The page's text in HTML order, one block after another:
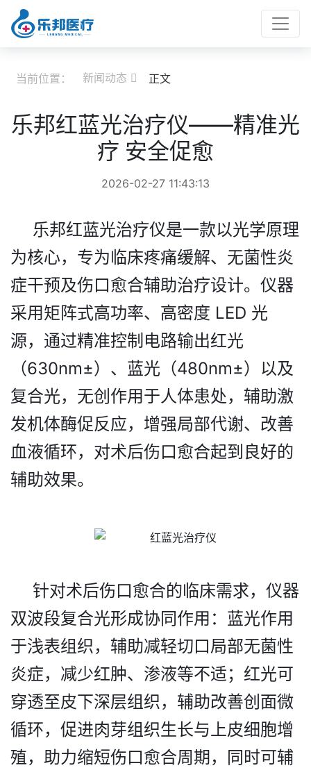
当前位置： 新闻动态  正文
乐邦红蓝光治疗仪——精准光
疗 安全促愈
2026-02-27 11:43:13
乐邦红蓝光治疗仪是一款以光学原理
为核心，专为临床疼痛缓解、无菌性炎
症干预及伤口愈合辅助治疗设计。仪器
采用矩阵式高功率、高密度 LED 光
源，通过精准控制电路输出红光
（630nm±） 、 蓝光（480nm±） 以及
复合光，无创作用于人体患处，辅助激
发机体酶促反应，增强局部代谢、改善
血液循环，对术后伤口愈合起到良好的
辅助效果。
针对术后伤口愈合的临床需求，仪器
双波段复合光形成协同作用：蓝光作用
于浅表组织，辅助减轻切口局部无菌性
炎症，减少红肿、渗液等不适；红光可
穿透至皮下深层组织，辅助改善创面微
循环，促进肉芽组织生长与上皮细胞增
殖，助力缩短伤口愈合周期，同时可辅